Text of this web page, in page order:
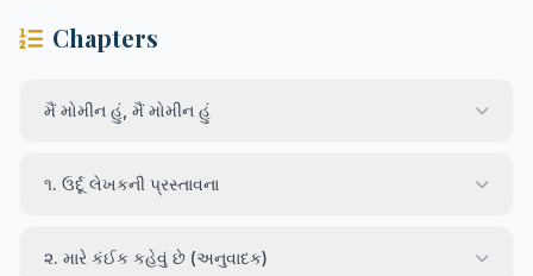
Chapters
મૈં મોમીન હું, મૈં મોમીન હું
૧. ઉર્દૂ લેખકની પ્રસ્તાવના
૨. મારે કંઈક કહેવું છે (અનુવાદક)